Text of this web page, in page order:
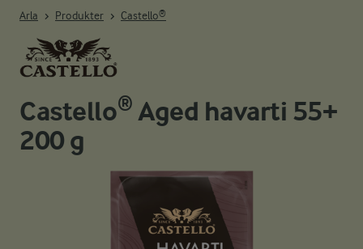
Arla Produkter Castello®
Castello® Aged havarti 55+
200 g